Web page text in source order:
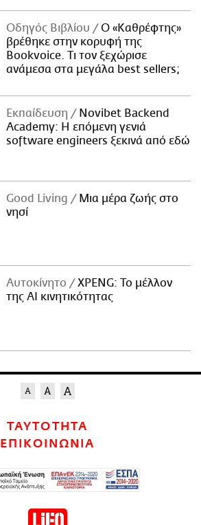
Οδηγός Βιβλίου
Ο «Καθρέφτης»
βρέθηκε στην κορυφή της
Bookvoice. Τι τον ξεχώρισε
ανάμεσα στα μεγάλα best sellers;
Εκπαίδευση
Novibet Backend
Academy: Η επόμενη γενιά
software engineers ξεκινά από εδώ
Good Living
Μια μέρα ζωής στο
νησί
Αυτοκίνητο
XPENG: Το μέλλον
της AI κινητικότητας
ΤΑΥΤΟΤΗΤΑ
ΕΠΙΚΟΙΝΩΝΙΑ